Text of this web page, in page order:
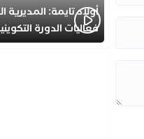
أولاد تايمة: المديرية
فعاليات الدورة
الطفولة المبكرة بمركز